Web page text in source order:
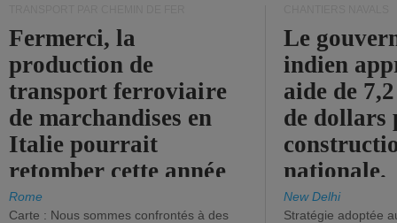
Fermerci, la
production de
transport ferroviaire
de marchandises en
Italie pourrait
retomber cette année
aux niveaux de 2015.
Rome
Carte : Nous sommes confrontés à des
Le
indien
aide de
de dollars
nationale.
New Delhi
Stratégie adoptée